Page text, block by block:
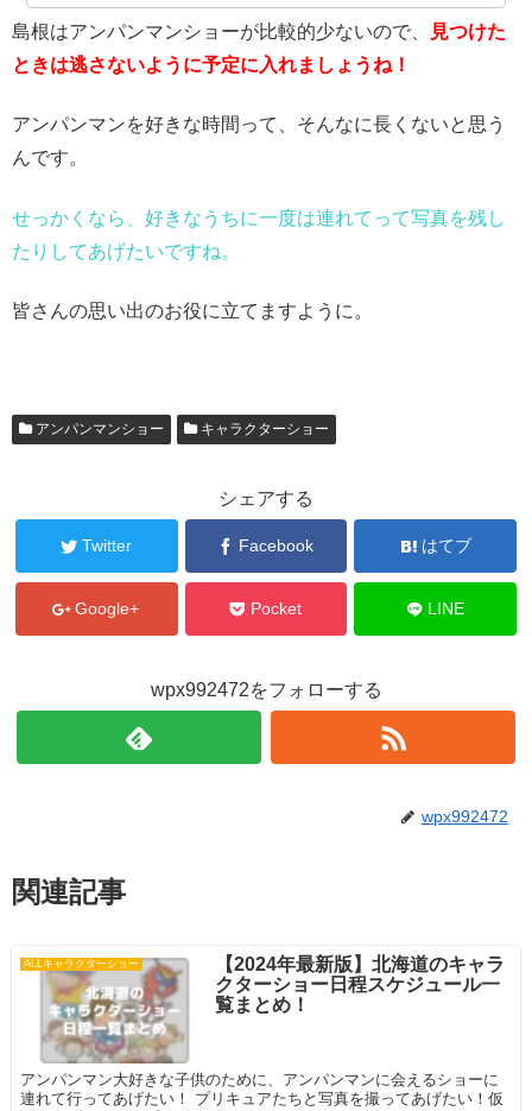
島根はアンパンマンショーが比較的少ないので、
見つけた
ときは逃さないように予定に入れましょうね！
アンパンマンを好きな時間って、そんなに長くないと思う
んです。
せっかくなら、好きなうちに一度は連れてって写真を残し
たりしてあげたいですね。
皆さんの思い出のお役に立てますように。
アンパンマンショー キャラクターショー
シェアする
Twitter Facebook はてブ
Google+ Pocket LINE
wpx992472をフォローする
wpx992472
関連記事
ALLキャラクターショー
【2024年最新版】北海道のキャラ
クターショー日程スケジュール一
覧まとめ！
アンパンマン大好きな子供のために、アンパンマンに会えるショーに
連れて行ってあげたい！ プリキュアたちと写真を撮ってあげたい！仮